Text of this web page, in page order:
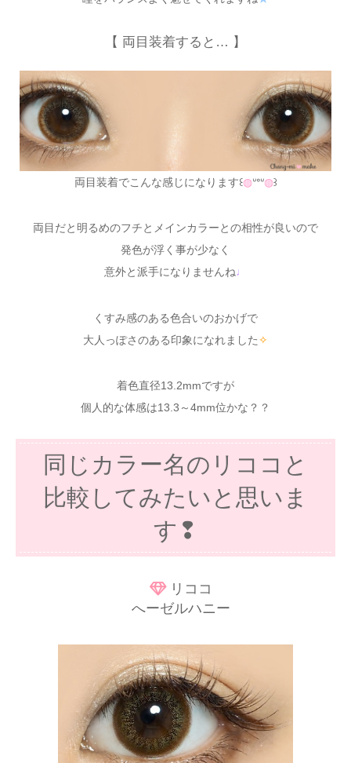
【 両目装着すると… 】
両目装着でこんな感じになります꒰◍ᐡᐤᐡ◍꒱
両目だと明るめのフチとメインカラーとの相性が良いので
発色が浮く事が少なく
意外と派手になりませんね♩
くすみ感のある色合いのおかげで
大人っぽさのある印象になれました✧
着色直径13.2mmですが
個人的な体感は13.3～4mm位かな？？
同じカラー名のリココと
比較してみたいと思いま
す❢
リココ
へーゼルハニー